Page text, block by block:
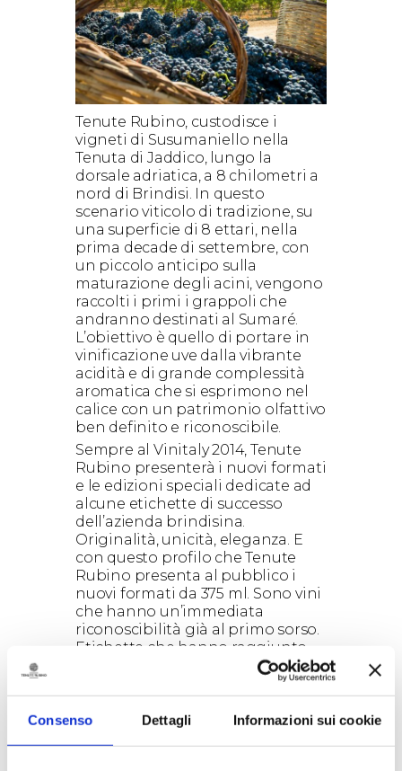
Consenso Dettagli Informazioni sui cookie
Tenute Rubino, custodisce i
vigneti di Susumaniello nella
Tenuta di Jaddico, lungo la
dorsale adriatica, a 8 chilometri a
nord di Brindisi. In questo
scenario viticolo di tradizione, su
una superficie di 8 ettari, nella
prima decade di settembre, con
un piccolo anticipo sulla
maturazione degli acini, vengono
raccolti i primi i grappoli che
andranno destinati al Sumaré.
L’obiettivo è quello di portare in
vinificazione uve dalla vibrante
acidità e di grande complessità
aromatica che si esprimono nel
calice con un patrimonio olfattivo
ben definito e riconoscibile.
Sempre al Vinitaly 2014, Tenute
Rubino presenterà i nuovi formati
e le edizioni speciali dedicate ad
alcune etichette di successo
dell’azienda brindisina.
Originalità, unicità, eleganza. E
con questo profilo che Tenute
Rubino presenta al pubblico i
nuovi formati da 375 ml. Sono vini
che hanno un’immediata
riconoscibilità già al primo sorso.
Etichette che hanno raggiunto,
oramai, un numero considerevole
di vendemmie, confermando
quella credibilità di prodotto che
solo alcuni marchi riescono a